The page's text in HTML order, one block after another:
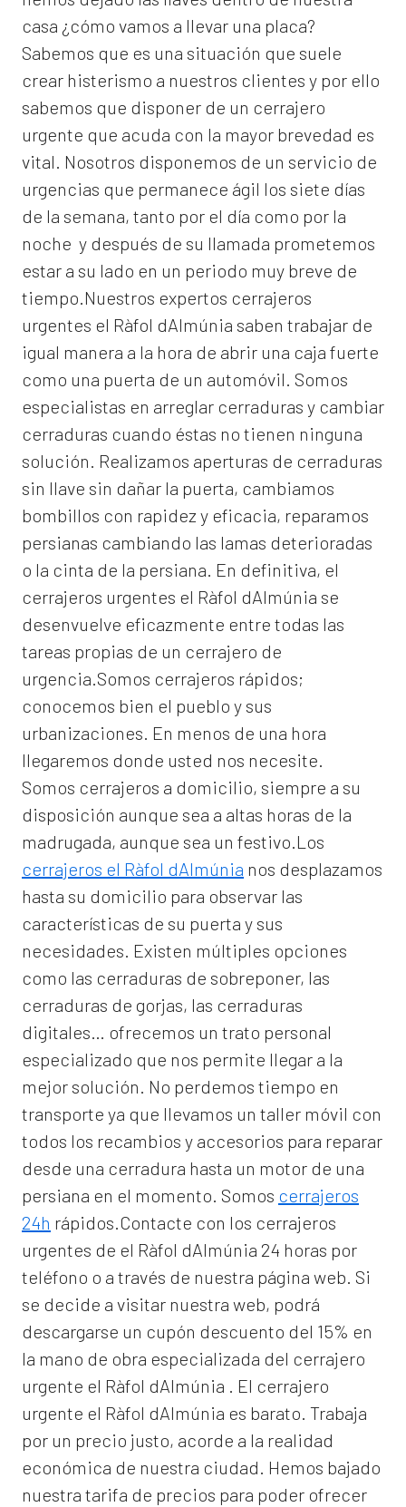
casa ¿cómo vamos a llevar una placa?
Sabemos que es una situación que suele
crear histerismo a nuestros clientes y por ello
sabemos que disponer de un cerrajero
urgente que acuda con la mayor brevedad es
vital. Nosotros disponemos de un servicio de
urgencias que permanece ágil los siete días
de la semana, tanto por el día como por la
noche y después de su llamada prometemos
estar a su lado en un periodo muy breve de
tiempo.Nuestros expertos cerrajeros
urgentes el Ràfol dAlmúnia saben trabajar de
igual manera a la hora de abrir una caja fuerte
como una puerta de un automóvil. Somos
especialistas en arreglar cerraduras y cambiar
cerraduras cuando éstas no tienen ninguna
solución. Realizamos aperturas de cerraduras
sin llave sin dañar la puerta, cambiamos
bombillos con rapidez y eficacia, reparamos
persianas cambiando las lamas deterioradas
o la cinta de la persiana. En definitiva, el
cerrajeros urgentes el Ràfol dAlmúnia se
desenvuelve eficazmente entre todas las
tareas propias de un cerrajero de
urgencia.Somos cerrajeros rápidos;
conocemos bien el pueblo y sus
urbanizaciones. En menos de una hora
llegaremos donde usted nos necesite.
Somos cerrajeros a domicilio, siempre a su
disposición aunque sea a altas horas de la
madrugada, aunque sea un festivo.Los
cerrajeros el Ràfol dAlmúnia nos desplazamos
hasta su domicilio para observar las
características de su puerta y sus
necesidades. Existen múltiples opciones
como las cerraduras de sobreponer, las
cerraduras de gorjas, las cerraduras
digitales… ofrecemos un trato personal
especializado que nos permite llegar a la
mejor solución. No perdemos tiempo en
transporte ya que llevamos un taller móvil con
todos los recambios y accesorios para reparar
desde una cerradura hasta un motor de una
persiana en el momento. Somos cerrajeros
24h rápidos.Contacte con los cerrajeros
urgentes de el Ràfol dAlmúnia 24 horas por
teléfono o a través de nuestra página web. Si
se decide a visitar nuestra web, podrá
descargarse un cupón descuento del 15% en
la mano de obra especializada del cerrajero
urgente el Ràfol dAlmúnia . El cerrajero
urgente el Ràfol dAlmúnia es barato. Trabaja
por un precio justo, acorde a la realidad
económica de nuestra ciudad. Hemos bajado
nuestra tarifa de precios para poder ofrecer